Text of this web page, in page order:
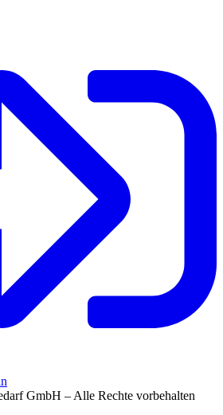
GmbH – Alle Rechte vorbehalten